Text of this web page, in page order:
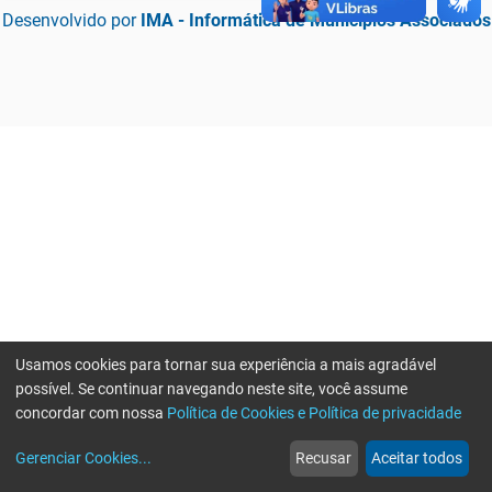
Desenvolvido por IMA - Informática de Municípios Associados
web
Notícias
more_horiz
Mais
Usamos cookies para tornar sua experiência a mais agradável
possível. Se continuar navegando neste site, você assume
concordar com nossa Política de Cookies e Política de privacidade
Gerenciar Cookies... Recusar Aceitar todos
Erro ao enviar informações, por favor tente novamente